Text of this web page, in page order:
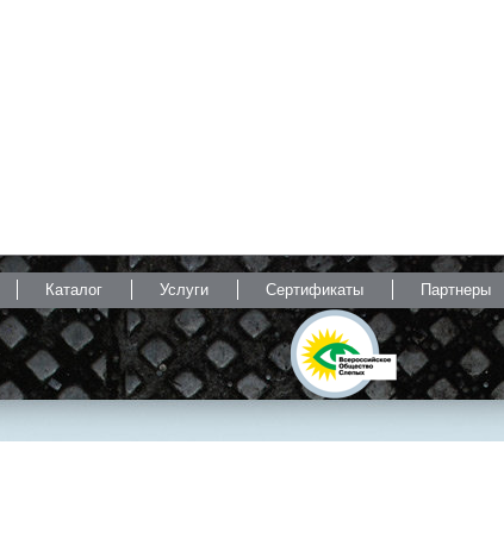
Каталог Услуги Сертификаты Партнеры